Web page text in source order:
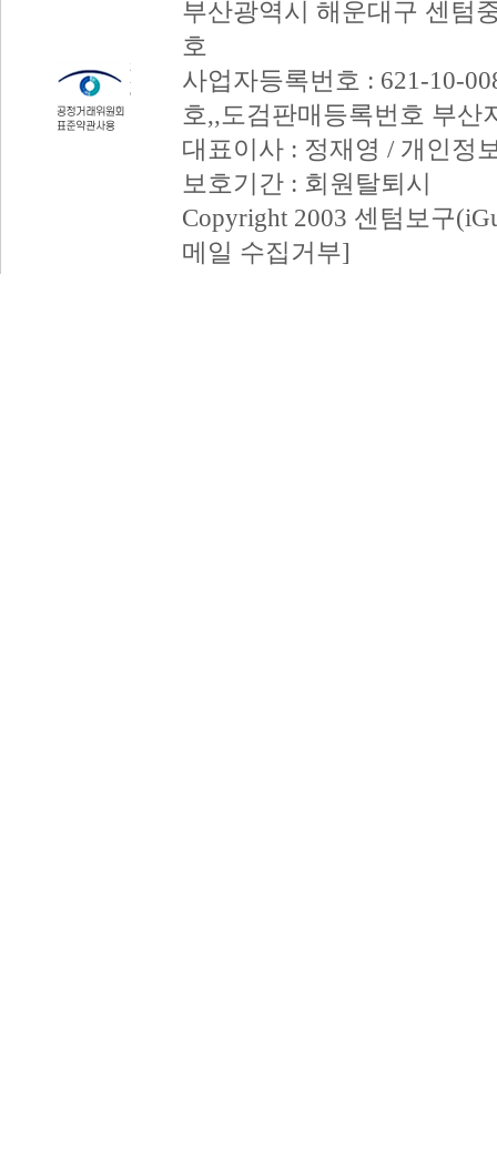
부산광역시 해운대구 센텀
호
사업자등록번호 : 621-10-
호,,도검판매등록번호 부산
대표이사 : 정재영 / 개인정
보호기간 : 회원탈퇴시
Copyright 2003 센텀보구
메일 수집거부]